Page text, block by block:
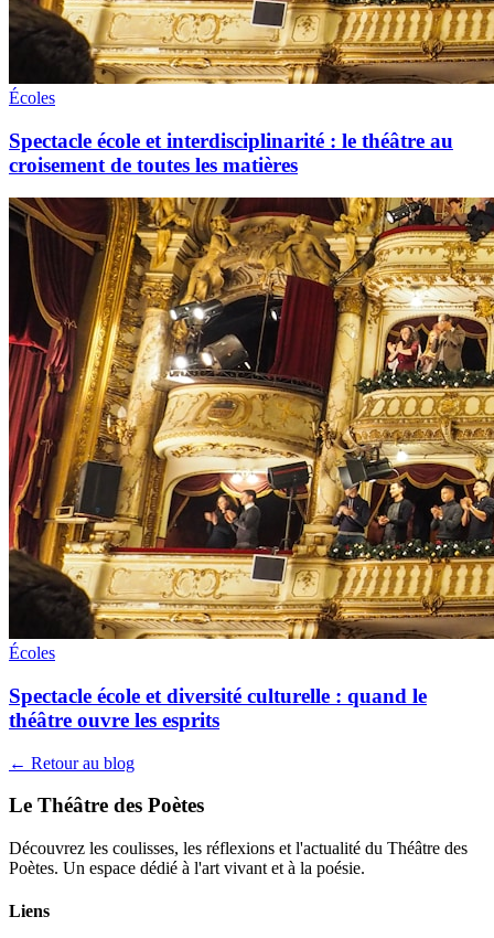
Écoles
Spectacle école et interdisciplinarité : le théâtre au
croisement de toutes les matières
Écoles
Spectacle école et diversité culturelle : quand le
théâtre ouvre les esprits
← Retour au blog
Le Théâtre des Poètes
Découvrez les coulisses, les réflexions et l'actualité du Théâtre des
Poètes. Un espace dédié à l'art vivant et à la poésie.
Liens